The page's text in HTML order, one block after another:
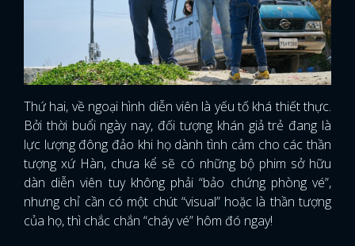
Thứ hai, về ngoại hình diễn viên là yếu tố khá thiết thực.
Bởi thời buổi ngày nay, đối tượng khán giả trẻ đang là
lực lượng đông đảo khi họ dành tình cảm cho các thần
tượng xứ Hàn, chưa kể sẽ có những bộ phim sở hữu
dàn diễn viên tuy không phải “bảo chứng phòng vé”,
nhưng chỉ cần có một chút “visual” hoặc là thần tượng
của họ, thì chắc chắn “cháy vé” hôm đó ngay!